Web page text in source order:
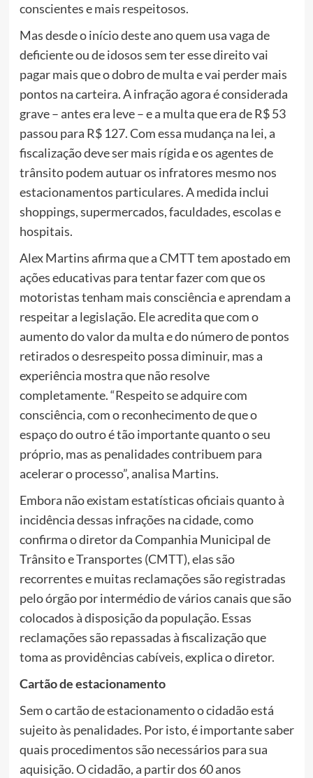
conscientes e mais respeitosos.
Mas desde o início deste ano quem usa vaga de
deficiente ou de idosos sem ter esse direito vai
pagar mais que o dobro de multa e vai perder mais
pontos na carteira. A infração agora é considerada
grave – antes era leve – e a multa que era de R$ 53
passou para R$ 127. Com essa mudança na lei, a
fiscalização deve ser mais rígida e os agentes de
trânsito podem autuar os infratores mesmo nos
estacionamentos particulares. A medida inclui
shoppings, supermercados, faculdades, escolas e
hospitais.
Alex Martins afirma que a CMTT tem apostado em
ações educativas para tentar fazer com que os
motoristas tenham mais consciência e aprendam a
respeitar a legislação. Ele acredita que com o
aumento do valor da multa e do número de pontos
retirados o desrespeito possa diminuir, mas a
experiência mostra que não resolve
completamente. “Respeito se adquire com
consciência, com o reconhecimento de que o
espaço do outro é tão importante quanto o seu
próprio, mas as penalidades contribuem para
acelerar o processo”, analisa Martins.
Embora não existam estatísticas oficiais quanto à
incidência dessas infrações na cidade, como
confirma o diretor da Companhia Municipal de
Trânsito e Transportes (CMTT), elas são
recorrentes e muitas reclamações são registradas
pelo órgão por intermédio de vários canais que são
colocados à disposição da população. Essas
reclamações são repassadas à fiscalização que
toma as providências cabíveis, explica o diretor.
Cartão de estacionamento
Sem o cartão de estacionamento o cidadão está
sujeito às penalidades. Por isto, é importante saber
quais procedimentos são necessários para sua
aquisição. O cidadão, a partir dos 60 anos